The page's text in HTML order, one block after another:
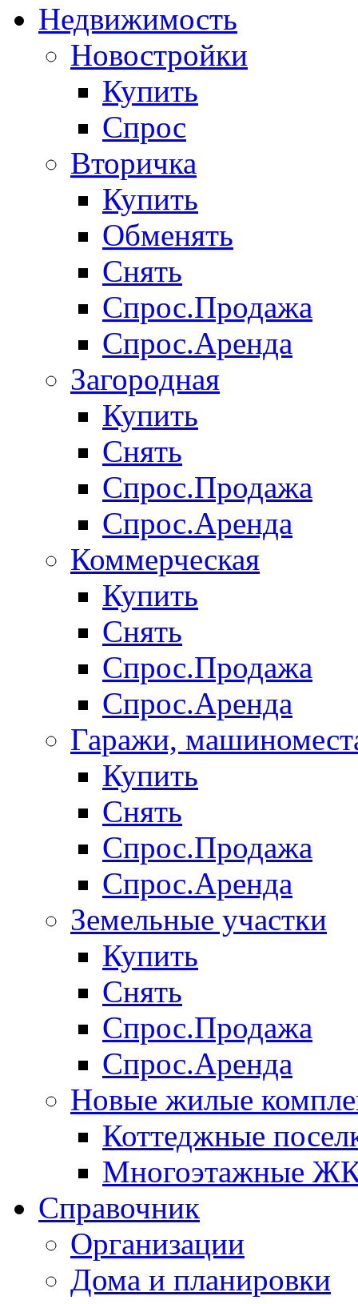
Недвижимость
Новостройки
Купить
Спрос
Вторичка
Купить
Обменять
Снять
Спрос.Продажа
Спрос.Аренда
Загородная
Купить
Снять
Спрос.Продажа
Спрос.Аренда
Коммерческая
Купить
Снять
Спрос.Продажа
Спрос.Аренда
Гаражи,
Купить
Снять
Спрос.Продажа
Спрос.Аренда
Земельные участки
Купить
Снять
Спрос.Продажа
Спрос.Аренда
Новые жилые
Коттеджные
Многоэтажные
Справочник
Организации
Дома и планировки